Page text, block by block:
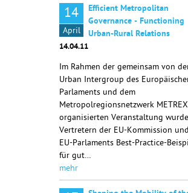
14
April
Efficient Metropolitan
Governance - Functioning
Urban-Rural Relations
14.04.11
Im Rahmen der gemeinsam von
Urban Intergroup des
Parlaments und dem
Metropolregionsnetzwerk METREX
organisierten Veranstaltung
Vertretern der EU-Kommission
EU-Parlaments Best-Practice-
für gut…
mehr